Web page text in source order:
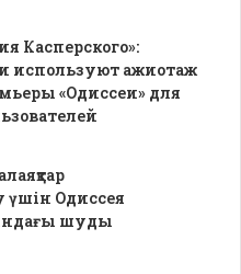
Касперского»:
используют ажиотаж
«Одиссеи» для
Одиссея
шуды